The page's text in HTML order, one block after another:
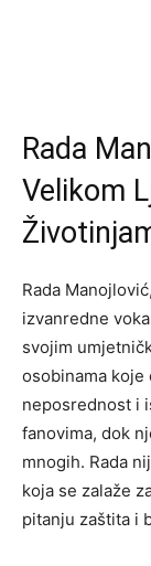
Rada
Velikom
Rada
izvanredne
svojim
osobinama koje
neposrednost i
fanovima, dok
mnogih. Rada
koja se zalaže
pitanju zaštita i